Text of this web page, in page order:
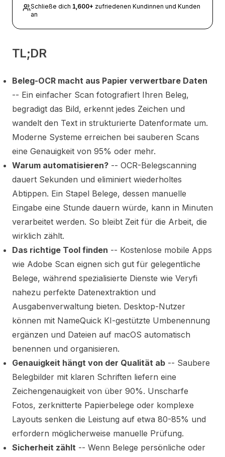
Schließe dich 1,600+ zufriedenen Kundinnen und Kunden
an
TL;DR
Beleg-OCR macht aus Papier verwertbare Daten
-- Ein einfacher Scan fotografiert Ihren Beleg,
begradigt das Bild, erkennt jedes Zeichen und
wandelt den Text in strukturierte Datenformate um.
Moderne Systeme erreichen bei sauberen Scans
eine Genauigkeit von 95% oder mehr.
Warum automatisieren? -- OCR-Belegscanning
dauert Sekunden und eliminiert wiederholtes
Abtippen. Ein Stapel Belege, dessen manuelle
Eingabe eine Stunde dauern würde, kann in Minuten
verarbeitet werden. So bleibt Zeit für die Arbeit, die
wirklich zählt.
Das richtige Tool finden -- Kostenlose mobile Apps
wie Adobe Scan eignen sich gut für gelegentliche
Belege, während spezialisierte Dienste wie Veryfi
nahezu perfekte Datenextraktion und
Ausgabenverwaltung bieten. Desktop-Nutzer
können mit NameQuick KI-gestützte Umbenennung
ergänzen und Dateien auf macOS automatisch
benennen und organisieren.
Genauigkeit hängt von der Qualität ab -- Saubere
Belegbilder mit klaren Schriften liefern eine
Zeichengenauigkeit von über 90%. Unscharfe
Fotos, zerknitterte Papierbelege oder komplexe
Layouts senken die Leistung auf etwa 80-85% und
erfordern möglicherweise manuelle Prüfung.
Sicherheit zählt -- Wenn Belege persönliche oder